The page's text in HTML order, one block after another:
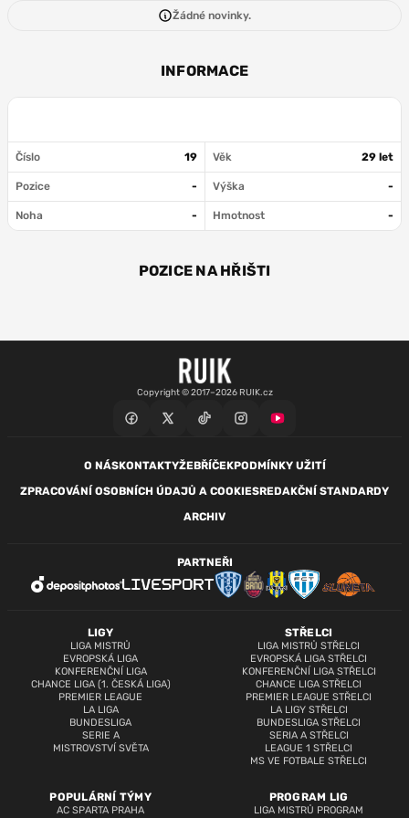
Žádné novinky.
INFORMACE
Číslo 19 Věk 29 let
Pozice - Výška -
Noha - Hmotnost -
POZICE NA HŘIŠTI
Copyright © 2017–2026 RUIK.cz
O NÁSKONTAKTYŽEBŘÍČEKPODMÍNKY UŽITÍ
ZPRACOVÁNÍ OSOBNÍCH ÚDAJŮ A COOKIESREDAKČNÍ STANDARDY
ARCHIV
LIGY
LIGA MISTRŮ
EVROPSKÁ LIGA
KONFERENČNÍ LIGA
CHANCE LIGA (1. ČESKÁ LIGA)
PREMIER LEAGUE
LA LIGA
BUNDESLIGA
SERIE A
MISTROVSTVÍ SVĚTA
STŘELCI
LIGA MISTRŮ STŘELCI
EVROPSKÁ LIGA STŘELCI
KONFERENČNÍ LIGA STŘELCI
CHANCE LIGA STŘELCI
PREMIER LEAGUE STŘELCI
LA LIGY STŘELCI
BUNDESLIGA STŘELCI
SERIA A STŘELCI
LEAGUE 1 STŘELCI
MS VE FOTBALE STŘELCI
POPULÁRNÍ TÝMY
AC SPARTA PRAHA
PROGRAM LIG
LIGA MISTRŮ PROGRAM
PARTNEŘI